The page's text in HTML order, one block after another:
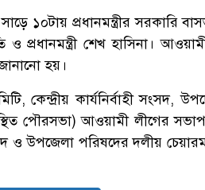
১০টায় প্রধানমন্ত্রীর সরকারি
শেখ হাসিনা।
হয়।
কার্যনির্বাহী সংসদ,
পৌরসভা) আওয়ামী লীগের
ও উপজেলা পরিষদের দলীয়